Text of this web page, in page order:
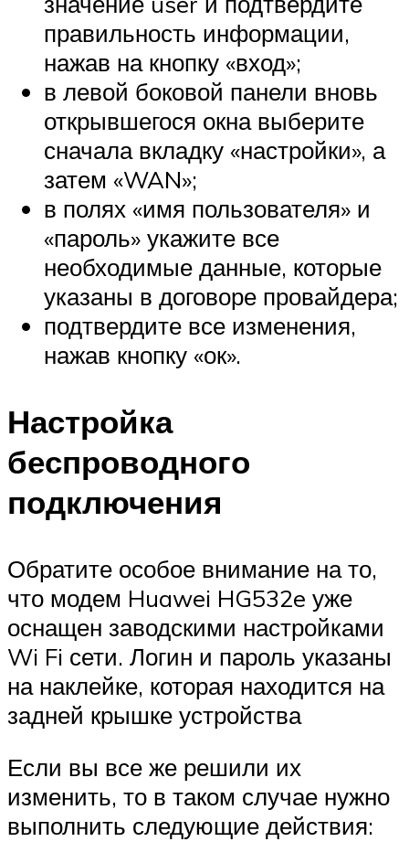
правильность информации,
нажав на кнопку «вход»;
в левой боковой панели вновь
открывшегося окна выберите
сначала вкладку «настройки», а
затем «WAN»;
в полях «имя пользователя» и
«пароль» укажите все
необходимые данные, которые
указаны в договоре провайдера;
подтвердите все изменения,
нажав кнопку «ок».
Настройка
беспроводного
подключения
Обратите особое внимание на то,
что модем Huawei HG532e уже
оснащен заводскими настройками
Wi Fi сети. Логин и пароль указаны
на наклейке, которая находится на
задней крышке устройства
Если вы все же решили их
изменить, то в таком случае нужно
выполнить следующие действия: